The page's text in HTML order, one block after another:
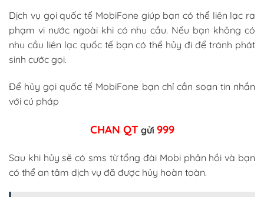
Dịch vụ gọi quốc tế MobiFone giúp bạn có thể liên lạc ra
phạm vi nước ngoài khi có nhu cầu. Nếu bạn không có
nhu cầu liên lạc quốc tế bạn có thể hủy đi để tránh phát
sinh cước gọi.
Để hủy gọi quốc tế MobiFone bạn chỉ cần soạn tin nhắn
với cú pháp
CHAN QT gửi 999
Sau khi hủy sẽ có sms từ tổng đài Mobi phản hồi và bạn
có thể an tâm dịch vụ đã được hủy hoàn toàn.